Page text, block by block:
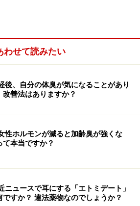
いのは、私たちの体の皮膚は分厚い
、頭皮も含めて「強靭なバリア」
、ということです。皮膚はそうそ
はくれません。たとえば、手のひら
付着しても、それらが皮膚に浸み込
染することはありません。感染予
のは、汚れた手で食品を持って食
の部位のように皮膚で覆われていな
わせて読みたい
後、自分の体臭が気になることがあり
改善法はありますか？
性ホルモンが減ると加齢臭が強くな
て本当ですか？
ニュースで耳にする「エトミデート」
ですか？ 違法薬物なのでしょうか？